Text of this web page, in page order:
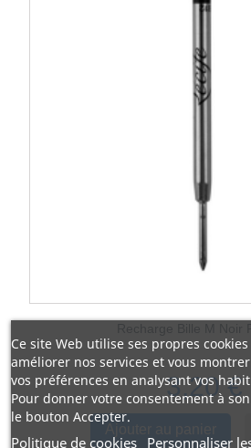
3,20 €
Ce site Web utilise ses propres
améliorer nos services et vous
vos préférences en analysant vos
Pour donner votre consentement à
le bouton Accepter.
Politique de cookies Personnaliser